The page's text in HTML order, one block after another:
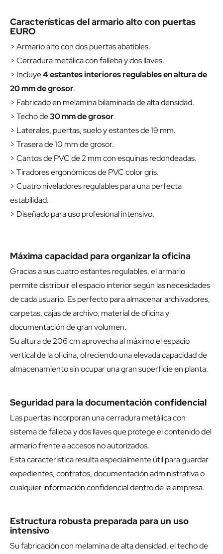
Características del armario alto con puertas
EURO
> Armario alto con dos puertas abatibles.
> Cerradura metálica con falleba y dos llaves.
> Incluye4 estantes interiores regulables en altura de
20 mm de grosor.
> Fabricado en melamina bilaminada de alta densidad.
> Techo de30 mm de grosor.
> Laterales, puertas, suelo y estantes de 19 mm.
> Trasera de 10 mm de grosor.
> Cantos de PVC de 2 mm con esquinas redondeadas.
> Tiradores ergonómicos de PVC color gris.
> Cuatro niveladores regulables para una perfecta
estabilidad.
> Diseñado para uso profesional intensivo.
Máxima capacidad para organizar la oficina
Gracias a sus cuatro estantes regulables, el armario
permite distribuir el espacio interior según las necesidades
de cada usuario. Es perfecto para almacenar archivadores,
carpetas, cajas de archivo, material de oficina y
documentación de gran volumen.
Su altura de 206 cm aprovecha al máximo el espacio
vertical de la oficina, ofreciendo una elevada capacidad de
almacenamiento sin ocupar una gran superficie en planta.
Seguridad para la documentación confidencial
Las puertas incorporan una cerradura metálica con
sistema de falleba y dos llaves que protege el contenido del
armario frente a accesos no autorizados.
Esta característica resulta especialmente útil para guardar
expedientes, contratos, documentación administrativa o
cualquier información confidencial dentro de la empresa.
Estructura robusta preparada para un uso
intensivo
Su fabricación con melamina de alta densidad, el techo de